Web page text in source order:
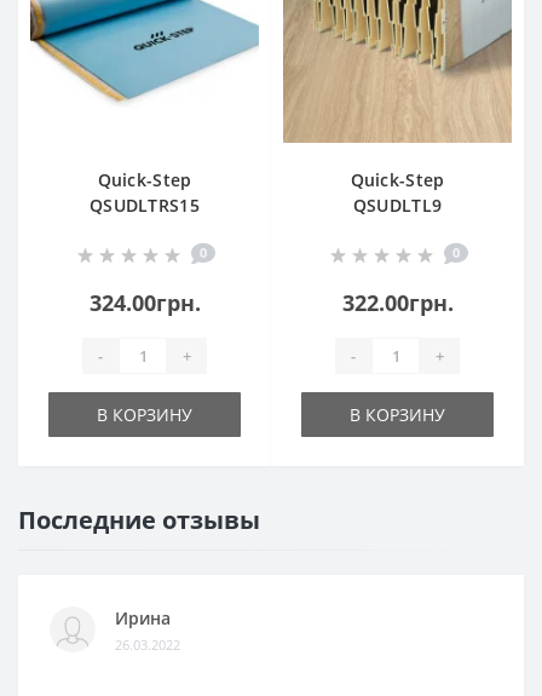
Quick-Step
QSUDLTRS15
0
324.00грн.
- +
В КОРЗИНУ
Quick-Step
QSUDLTL9
0
322.00грн.
- +
В КОРЗИНУ
Последние отзывы
Ирина
26.03.2022